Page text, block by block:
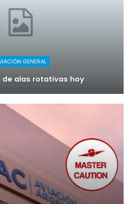
GENERAL
de alas rotativas hoy